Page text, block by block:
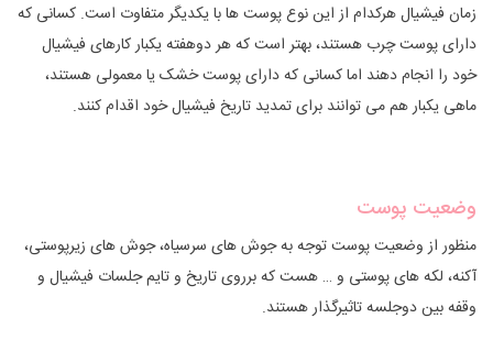
زمان فیشیال هرکدام از این نوع پوست ها با یکدیگر متفاوت است. کسانی که
دارای پوست چرب هستند، بهتر است که هر دوهفته یکبار کارهای فیشیال
خود را انجام دهند اما کسانی که دارای پوست خشک یا معمولی هستند،
ماهی یکبار هم می توانند برای تمدید تاریخ فیشیال خود اقدام کنند.
وضعیت پوست
منظور از وضعیت پوست توجه به جوش های سرسیاه، جوش های زیرپوستی،
آکنه، لکه های پوستی و … هست که برروی تاریخ و تایم جلسات فیشیال و
وقفه بین دوجلسه تاثیرگذار هستند.